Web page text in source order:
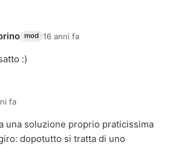
mod 16 anni fa
:)
fa
una soluzione proprio praticissima
dopotutto si tratta di uno